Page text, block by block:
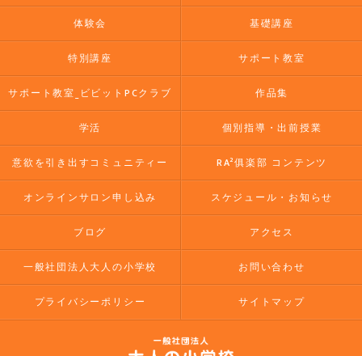
体験会 基礎講座
特別講座 サポート教室
サポート教室_ビビットPCクラブ 作品集
学活 個別指導・出前授業
意欲を引き出すコミュニティー RA²俱楽部 コンテンツ
オンラインサロン申し込み スケジュール・お知らせ
ブログ アクセス
一般社団法人大人の小学校 お問い合わせ
プライバシーポリシー サイトマップ